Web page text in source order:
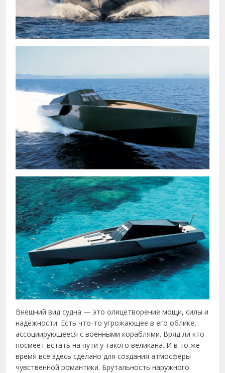
Внешний вид судна — это олицетворение мощи, силы и
надёжности. Есть что-то угрожающее в его облике,
ассоциирующееся с военными кораблями. Вряд ли кто
посмеет встать на пути у такого великана. И в то же
время всё здесь сделано для создания атмосферы
чувственной романтики. Брутальность наружного